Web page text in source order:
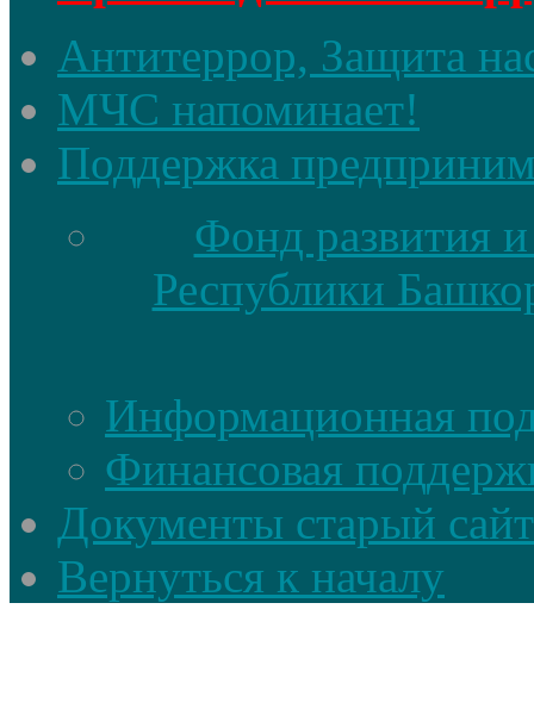
Антитеррор, Защита
МЧС напоминает!
Поддержка
Фонд развития
Республики
Информационная
Финансовая
Документы старый сайт
Вернуться к началу